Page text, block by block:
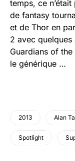
temps, ce
de fantasy
et de Thor en
2 avec
Guardians of
le générique …
2013 Alan
Spotlight